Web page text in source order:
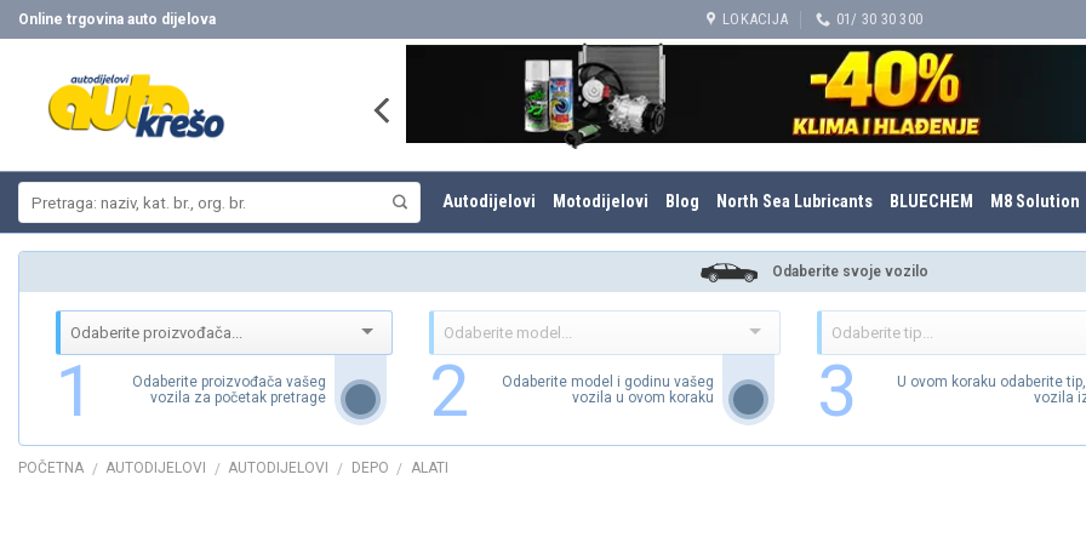
Skip
to
Online trgovina auto dijelova LOKACIJA 01/ 30 30 300
Autodijelovi Motodijelovi Blog North Sea Lubricants BLUECHEM M8 Solution
Odaberite svoje vozilo
1
Odaberite proizvođača vašeg
vozila za početak pretrage
2
Odaberite model i godinu vašeg
vozila u ovom koraku
3
U ovom koraku odaberite
vozila
POČETNA / AUTODIJELOVI / AUTODIJELOVI / DEPO / ALATI